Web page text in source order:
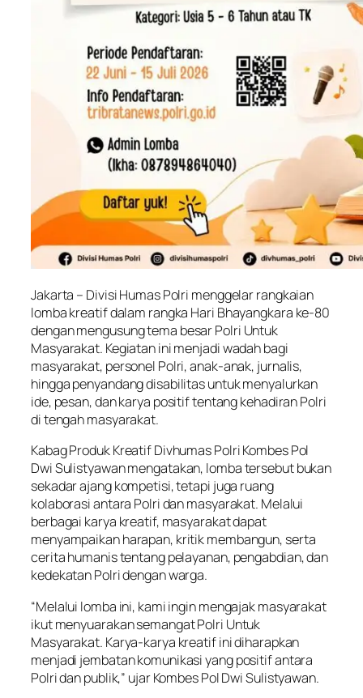
Jakarta – Divisi Humas Polri menggelar rangkaian
lomba kreatif dalam rangka Hari Bhayangkara ke-80
dengan mengusung tema besar Polri Untuk
Masyarakat. Kegiatan ini menjadi wadah bagi
masyarakat, personel Polri, anak-anak, jurnalis,
hingga penyandang disabilitas untuk menyalurkan
ide, pesan, dan karya positif tentang kehadiran Polri
di tengah masyarakat.
Kabag Produk Kreatif Divhumas Polri Kombes Pol
Dwi Sulistyawan mengatakan, lomba tersebut bukan
sekadar ajang kompetisi, tetapi juga ruang
kolaborasi antara Polri dan masyarakat. Melalui
berbagai karya kreatif, masyarakat dapat
menyampaikan harapan, kritik membangun, serta
cerita humanis tentang pelayanan, pengabdian, dan
kedekatan Polri dengan warga.
“Melalui lomba ini, kami ingin mengajak masyarakat
ikut menyuarakan semangat Polri Untuk
Masyarakat. Karya-karya kreatif ini diharapkan
menjadi jembatan komunikasi yang positif antara
Polri dan publik,” ujar Kombes Pol Dwi Sulistyawan.